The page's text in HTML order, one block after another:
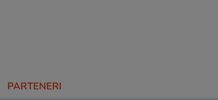
PARTENERI